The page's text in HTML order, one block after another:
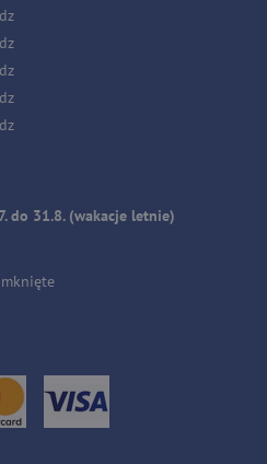
do 31.8. (wakacje letnie)